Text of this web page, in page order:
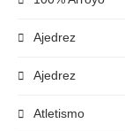
Ajedrez
Ajedrez
Atletismo